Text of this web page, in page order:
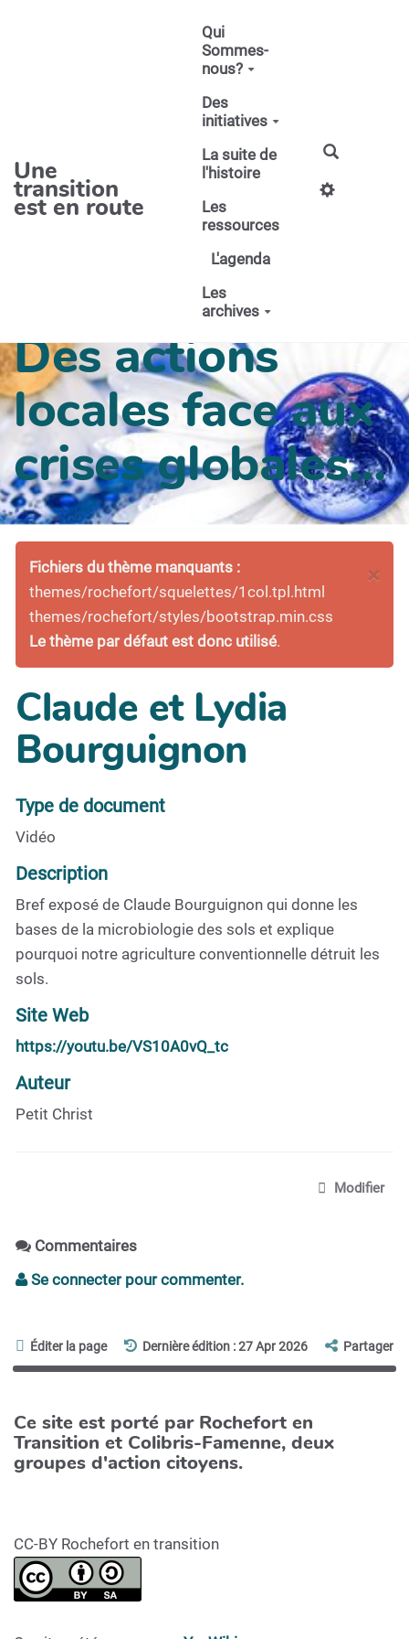
Une
transition
est en route
Qui
Sommes-
nous?
Des
initiatives
La suite de
l'histoire
Les
ressources
L'agenda
Les
archives
Des actions
locales face aux
crises globales...
×
Fichiers du thème manquants :
themes/rochefort/squelettes/1col.tpl.html
themes/rochefort/styles/bootstrap.min.css
Le thème par défaut est donc utilisé.
Claude et Lydia
Bourguignon
Type de document
Vidéo
Description
Bref exposé de Claude Bourguignon qui donne les
bases de la microbiologie des sols et explique
pourquoi notre agriculture conventionnelle détruit les
sols.
Site Web
https://youtu.be/VS10A0vQ_tc
Auteur
Petit Christ
Modifier
Commentaires
Se connecter pour commenter.
Éditer la page Dernière édition : 27 Apr 2026 Partager
Ce site est porté par Rochefort en
Transition et Colibris-Famenne, deux
groupes d'action citoyens.
CC-BY Rochefort en transition